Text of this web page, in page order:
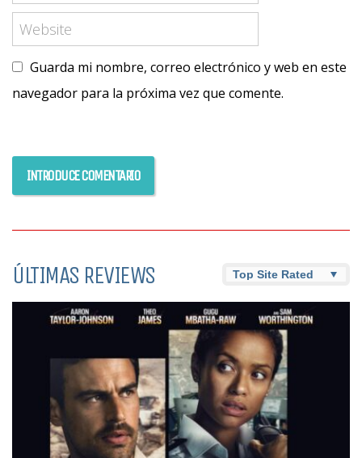
Guarda mi nombre, correo electrónico y web en este
navegador para la próxima vez que comente.
ÚLTIMAS REVIEWS